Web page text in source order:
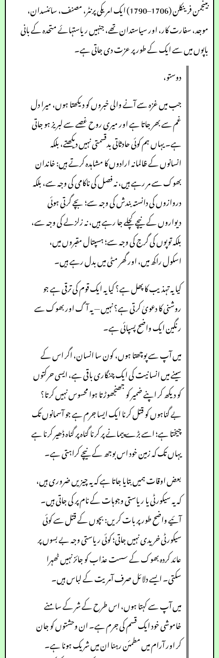
بینجمن فرینکلن (1706–1790) ایک امریکی پرنٹر، مصنف، سائنسدان،
موجد، سفارت کار، اور سیاستدان تھے، جنہیں ریاستہائے متحدہ کے بانی
باپوں میں سے ایک کے طور پر عزت دی جاتی ہے۔
دوستو،
جب میں غزہ سے آنے والی خبروں کو دیکھتا ہوں، میرا دل
غم سے بھر جاتا ہے اور میری روح غصے سے لبریز ہو جاتی
ہے۔ یہاں ہم کوئی حادثاتی بدقسمتی نہیں دیکھتے، بلکہ
انسانوں کے ظالمانہ ارادوں کا مشاہدہ کرتے ہیں: خاندان
بھوک سے مر رہے ہیں، نہ فصل کی ناکامی کی وجہ سے، بلکہ
دروازوں کی دانستہ بندش کی وجہ سے؛ بچے گرتی ہوئی
دیواروں کے نیچے کچلے جا رہے ہیں، نہ زلزلے کی وجہ سے،
بلکہ توپوں کی گرج کی وجہ سے؛ ہسپتال مقبروں میں،
اسکول راکھ میں، اور گھر مٹی میں بدل رہے ہیں۔
کیا یہ تہذیب کا پھل ہے؟ کیا یہ ایک قوم کی ترقی ہے جو
روشنی کا دعویٰ کرتی ہے؟ نہیں — یہ آگ اور بھوک سے
رنگین ایک واضح پسپائی ہے۔
میں آپ سے پوچھتا ہوں، کون سا انسان، اگر اس کے
سینے میں انسانیت کی ایک چنگاری باقی ہے، ایسی حرکتوں
کو دیکھ کر اپنے ضمیر کو جھنجھوڑتا ہوا محسوس نہیں کرتا؟
بے گناہوں کو قتل کرنا ایک ایسا جرم ہے جو آسمانوں تک
چیختا ہے؛ اسے بڑے پیمانے پر کرنا گناہ پر گناہ ڈھیر کرنا ہے
یہاں تک کہ زمین خود اس بوجھ کے نیچے کراہتی ہے۔
بعض اوقات ہمیں بتایا جاتا ہے کہ یہ چیزیں ضروری ہیں،
کہ یہ سیکورٹی یا ریاستی وجوہات کے نام پر کی جاتی ہیں۔
آئیے واضح طور پر بات کریں: بچوں کے قتل سے کوئی
سیکورٹی خریدی نہیں جاتی؛ کوئی ریاستی وجہ بے بسوں پر
عائد کردہ بھوک کے سست عذاب کو جائز نہیں ٹھہرا
سکتی۔ ایسے دلائل صرف آمریت کے لباس ہیں۔
میں آپ سے کہتا ہوں، اس طرح کے شر کے سامنے
خاموشی خود ایک قسم کی جرم ہے۔ ان وحشتوں کو جان
کر اور آرام میں مطمئن رہنا ان میں شریک ہونا ہے۔